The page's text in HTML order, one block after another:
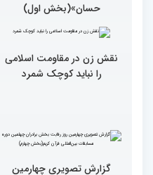
محفل قرآنی «خیرات
حسان»(بخش سوم)
گزارش تصویری سومین
محفل قرآنی «خیرات
حسان»(بخش اول)